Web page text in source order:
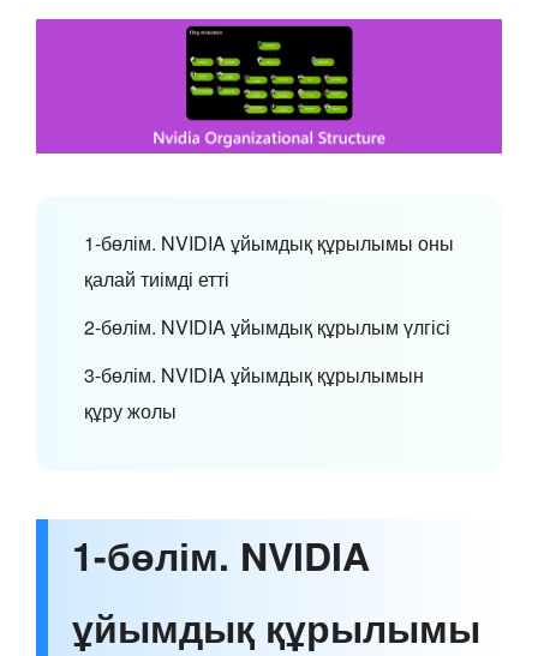
1-бөлім. NVIDIA ұйымдық құрылымы оны
қалай тиімді етті
2-бөлім. NVIDIA ұйымдық құрылым үлгісі
3-бөлім. NVIDIA ұйымдық құрылымын
құру жолы
1-бөлім. NVIDIA
ұйымдық құрылымы